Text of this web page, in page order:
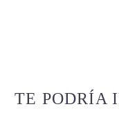
TE PODRÍA